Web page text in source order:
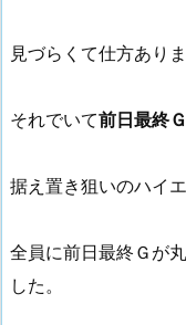
見づらくて仕方あり
それでいて前日最終Ｇ
据え置き狙いのハイ
全員に前日最終Ｇが
した。